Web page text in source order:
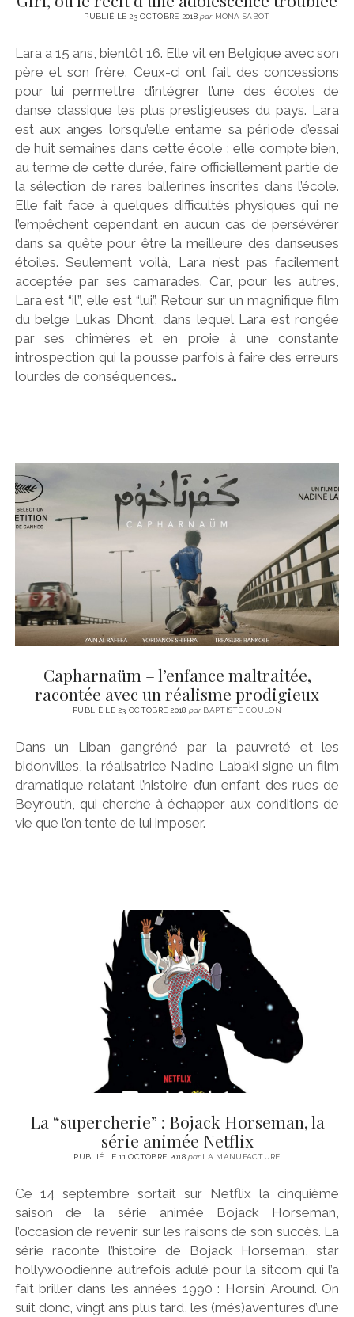
PUBLIÉ LE 23 OCTOBRE 2018parMONA SABOT
Lara a 15 ans, bientôt 16. Elle vit en Belgique avec son
père et son frère. Ceux-ci ont fait des concessions
pour lui permettre d’intégrer l’une des écoles de
danse classique les plus prestigieuses du pays. Lara
est aux anges lorsqu’elle entame sa période d’essai
de huit semaines dans cette école : elle compte bien,
au terme de cette durée, faire officiellement partie de
la sélection de rares ballerines inscrites dans l’école.
Elle fait face à quelques difficultés physiques qui ne
l’empêchent cependant en aucun cas de persévérer
dans sa quête pour être la meilleure des danseuses
étoiles. Seulement voilà, Lara n’est pas facilement
acceptée par ses camarades. Car, pour les autres,
Lara est “il”, elle est “lui”. Retour sur un magnifique film
du belge Lukas Dhont, dans lequel Lara est rongée
par ses chimères et en proie à une constante
introspection qui la pousse parfois à faire des erreurs
lourdes de conséquences…
Capharnaüm – l’enfance maltraitée,
racontée avec un réalisme prodigieux
PUBLIÉ LE 23 OCTOBRE 2018 parBAPTISTE COULON
Dans un Liban gangréné par la pauvreté et les
bidonvilles, la réalisatrice Nadine Labaki signe un film
dramatique relatant l’histoire d’un enfant des rues de
Beyrouth, qui cherche à échapper aux conditions de
vie que l’on tente de lui imposer.
La “supercherie” : Bojack Horseman, la
série animée Netflix
PUBLIÉ LE 11 OCTOBRE 2018parLA MANUFACTURE
Ce 14 septembre sortait sur Netflix la cinquième
saison de la série animée Bojack Horseman,
l’occasion de revenir sur les raisons de son succès. La
série raconte l’histoire de Bojack Horseman, star
hollywoodienne autrefois adulé pour la sitcom qui l’a
fait briller dans les années 1990 : Horsin’ Around. On
suit donc, vingt ans plus tard, les (més)aventures d’une